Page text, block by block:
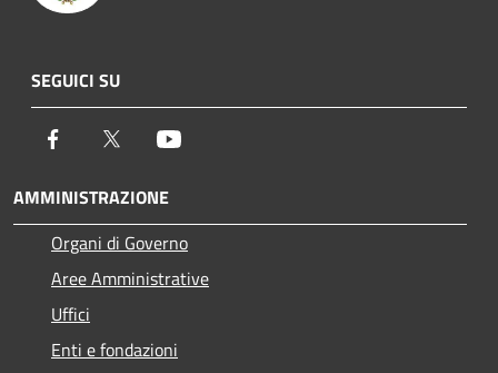
SEGUICI SU
Facebook Twitter
AMMINISTRAZIONE
Organi di Governo
Aree Amministrative
Uffici
Enti e fondazioni